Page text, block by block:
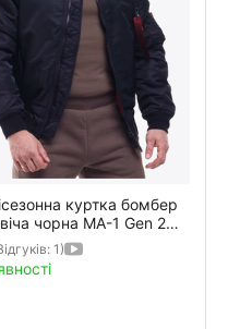
куртка бомбер
чорна MA-1 Gen 2
1)